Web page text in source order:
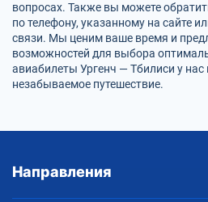
вопросах. Также вы можете
по телефону, указанному на сайте
связи. Мы ценим ваше время и
возможностей для выбора
авиабилеты Ургенч — Тбилиси у нас
незабываемое путешествие.
Направления